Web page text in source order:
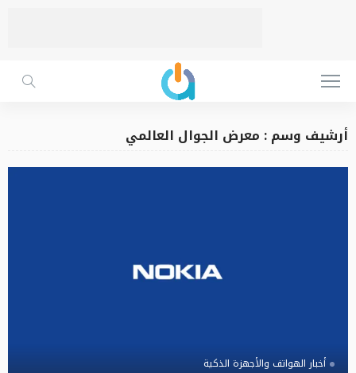
أرشيف وسم : معرض الجوال العالمي
أخبار الهواتف والأجهزة الذكية